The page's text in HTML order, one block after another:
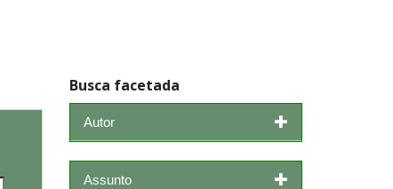
Busca facetada
Autor
Assunto